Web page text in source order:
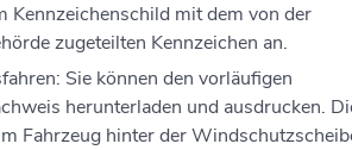
Kennzeichenschild mit dem von der
zugeteilten Kennzeichen an.
Sie können den vorläufigen
herunterladen und ausdrucken.
Fahrzeug hinter der